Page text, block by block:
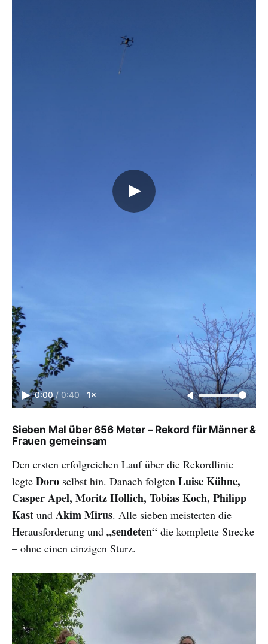
0:00 / 0:40 1×
Sieben Mal über 656 Meter – Rekord für Männer &
Frauen gemeinsam
Den ersten erfolgreichen Lauf über die Rekordlinie
legte Doro selbst hin. Danach folgten Luise Kühne,
Casper Apel, Moritz Hollich, Tobias Koch, Philipp
Kast und Akim Mirus. Alle sieben meisterten die
Herausforderung und „sendeten“ die komplette Strecke
– ohne einen einzigen Sturz.